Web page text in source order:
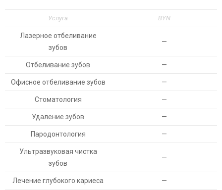
Услуга BYN
Лазерное отбеливание
зубов
—
Отбеливание зубов —
Офисное отбеливание зубов —
Стоматология —
Удаление зубов —
Пародонтология —
Ультразвуковая чистка
зубов
—
Лечение глубокого кариеса —